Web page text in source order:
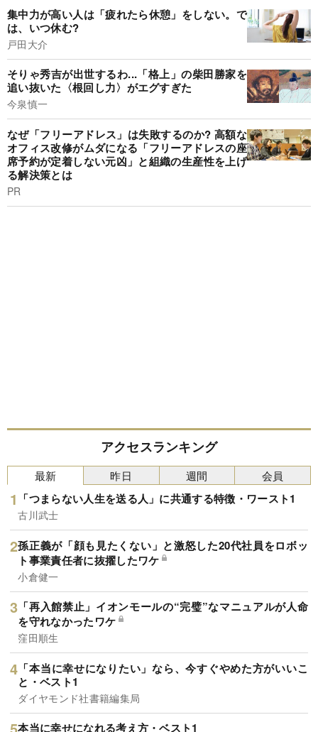
集中力が高い人は「疲れたら休憩」をしない。で
は、いつ休む?
戸田大介
そりゃ秀吉が出世するわ...「格上」の柴田勝家を
追い抜いた〈根回し力〉がエグすぎた
今泉慎一
なぜ「フリーアドレス」は失敗するのか? 高額な
オフィス改修がムダになる「フリーアドレスの座
席予約が定着しない元凶」と組織の生産性を上げ
る解決策とは
PR
アクセスランキング
最新
「つまらない人生を送る人」に共通する特徴・ワースト1
古川武士
孫正義が「顔も見たくない」と激怒した20代社員をロボッ
ト事業責任者に抜擢したワケ
小倉健一
「再入館禁止」イオンモールの“完璧”なマニュアルが人命
を守れなかったワケ
窪田順生
「本当に幸せになりたい」なら、今すぐやめた方がいいこ
と・ベスト1
ダイヤモンド社書籍編集局
本当に幸せになれる考え方・ベスト1
昨日 週間 会員